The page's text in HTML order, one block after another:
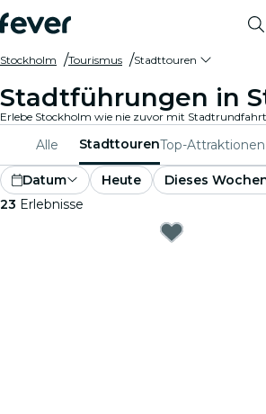
Stockholm Tourismus Stadttouren
Stadtführungen in
Alle StadttourenTop-Attraktionen
Datum Heute Dieses
23 Erlebnisse